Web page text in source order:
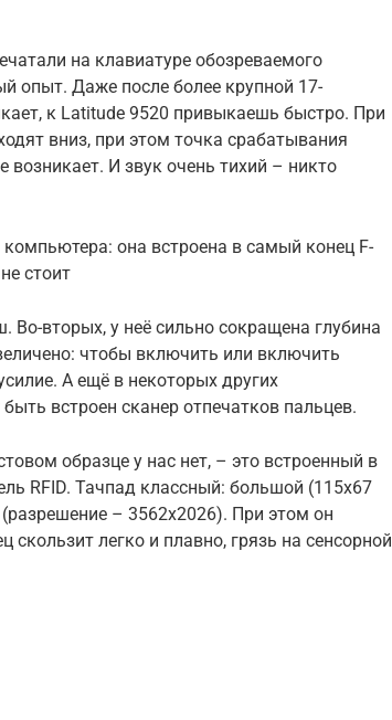
на клавиатуре обозреваемого
опыт. Даже после более крупной 17-
к Latitude 9520 привыкаешь быстро. При
вниз, при этом точка срабатывания
И звук очень тихий – никто
она встроена в самый конец F-
стоит
вторых, у неё сильно сокращена глубина
чтобы включить или включить
А ещё в некоторых других
встроен сканер отпечатков пальцев.
образце у нас нет, – это встроенный в
RFID. Тачпад классный: большой (115х67
– 3562х2026). При этом он
легко и плавно, грязь на сенсорной